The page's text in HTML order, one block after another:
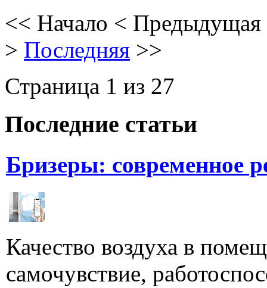
<< Начало < Предыдущая
> Последняя >>
Страница 1 из 27
Последние статьи
Бризеры: современное
Качество воздуха в
самочувствие,